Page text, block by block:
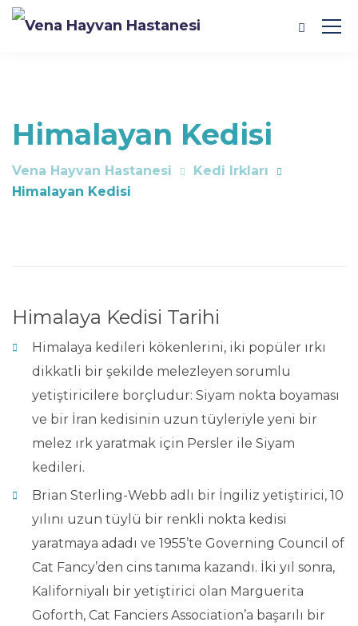
Himalayan Kedisi
Vena Hayvan Hastanesi
Kedi Irkları
Himalayan Kedisi
Himalaya Kedisi Tarihi
Himalaya kedileri kökenlerini, iki popüler ırkı
dikkatli bir şekilde melezleyen sorumlu
yetiştiricilere borçludur: Siyam nokta boyaması
ve bir İran kedisinin uzun tüyleriyle yeni bir
melez ırk yaratmak için Persler ile Siyam
kedileri.
Brian Sterling-Webb adlı bir İngiliz yetiştirici, 10
yılını uzun tüylü bir renkli nokta kedisi
yaratmaya adadı ve 1955’te Governing Council of
Cat Fancy’den cins tanıma kazandı. İki yıl sonra,
Kaliforniyalı bir yetiştirici olan Marguerita
Goforth, Cat Fanciers Association’a başarılı bir